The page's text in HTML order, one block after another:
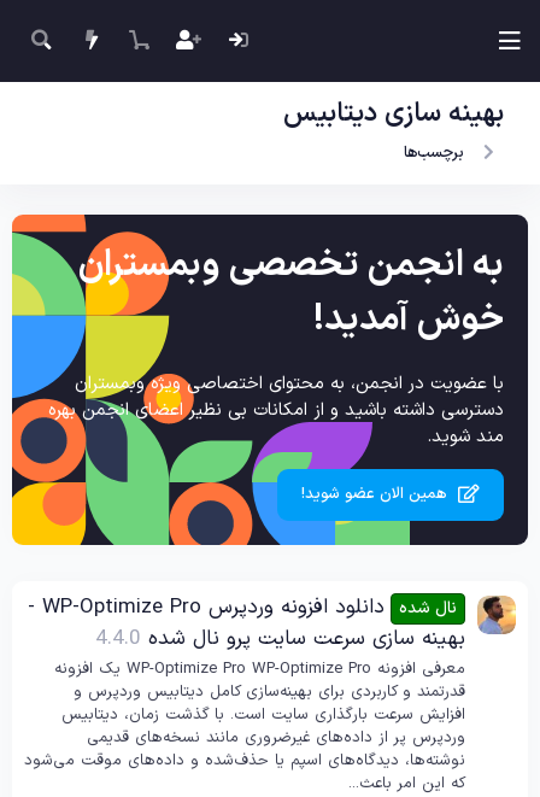
بهینه سازی دیتابیس
برچسب‌ها
به انجمن تخصصی وبمستران
خوش آمدید!
با عضویت در انجمن، به محتوای اختصاصی ویژه وبمستران
دسترسی داشته باشید و از امکانات بی نظیر اعضای انجمن بهره
مند شوید.
همین الان عضو شوید!
نال شده
دانلود افزونه وردپرس WP-Optimize Pro -
بهینه سازی سرعت سایت پرو نال شده 4.4.0
معرفی افزونه WP-Optimize Pro WP-Optimize Pro یک افزونه
قدرتمند و کاربردی برای بهینه‌سازی کامل دیتابیس وردپرس و
افزایش سرعت بارگذاری سایت است. با گذشت زمان، دیتابیس
وردپرس پر از داده‌های غیرضروری مانند نسخه‌های قدیمی
نوشته‌ها، دیدگاه‌های اسپم یا حذف‌شده و داده‌های موقت می‌شود
که این امر باعث...